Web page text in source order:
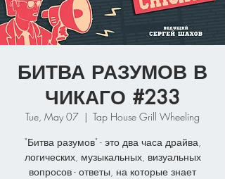
БИТВА РАЗУМОВ В
ЧИКАГО #233
Tue, May 07
  |
Tap House Grill Wheeling
"Битва разумов" - это два часа драйва,
логических, музыкальных, визуальных
вопросов - ответы, на которые знает